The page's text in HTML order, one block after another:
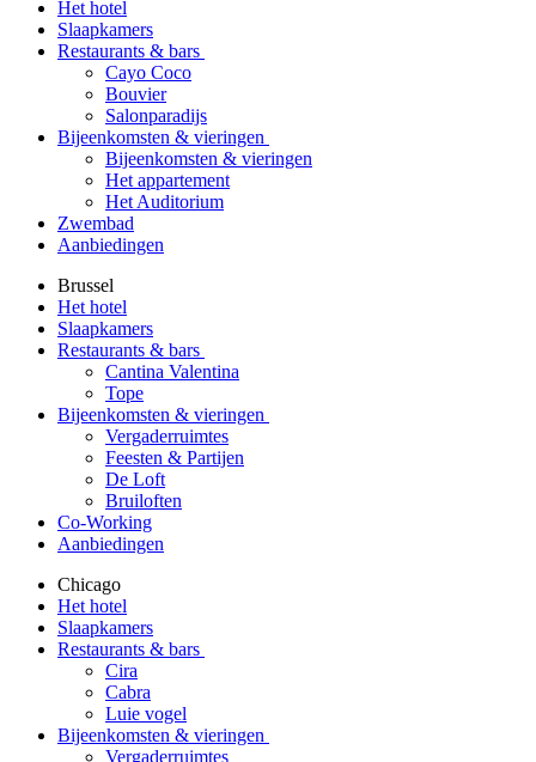
Het hotel
Slaapkamers
Restaurants & bars
Cayo Coco
Bouvier
Salonparadijs
Bijeenkomsten & vieringen
Bijeenkomsten & vieringen
Het appartement
Het Auditorium
Zwembad
Aanbiedingen
Brussel
Het hotel
Slaapkamers
Restaurants & bars
Cantina Valentina
Tope
Bijeenkomsten & vieringen
Vergaderruimtes
Feesten & Partijen
De Loft
Bruiloften
Co-Working
Aanbiedingen
Chicago
Het hotel
Slaapkamers
Restaurants & bars
Cira
Cabra
Luie vogel
Bijeenkomsten & vieringen
Vergaderruimtes